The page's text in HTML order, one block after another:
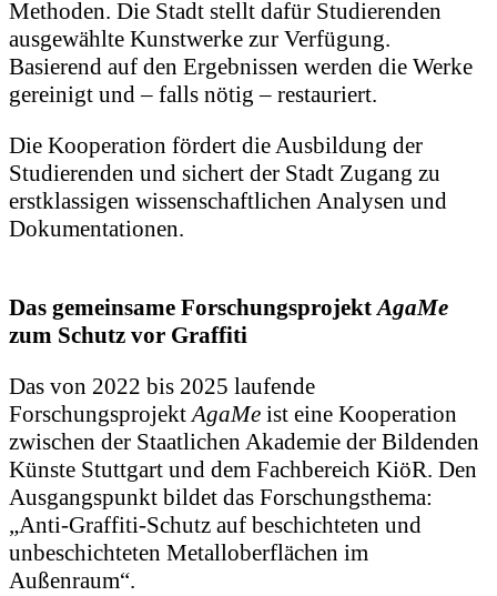
Methoden. Die Stadt stellt dafür Studierenden
ausgewählte Kunstwerke zur Verfügung.
Basierend auf den Ergebnissen werden die Werke
gereinigt und – falls nötig – restauriert.
Die Kooperation fördert die Ausbildung der
Studierenden und sichert der Stadt Zugang zu
erstklassigen wissenschaftlichen Analysen und
Dokumentationen.
Das gemeinsame ForschungsprojektAgaMe
zum Schutz vor Graffiti
Das von 2022 bis 2025 laufende
ForschungsprojektAgaMe ist eine Kooperation
zwischen der Staatlichen Akademie der Bildenden
Künste Stuttgart und dem Fachbereich KiöR. Den
Ausgangspunkt bildet das Forschungsthema:
„Anti‐Graffiti‐Schutz auf beschichteten und
unbeschichteten Metalloberflächen im
Außenraum“.